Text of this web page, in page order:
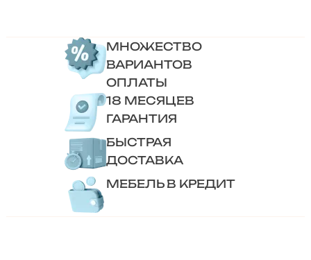
МНОЖЕСТВО
ВАРИАНТОВ
ОПЛАТЫ
18 МЕСЯЦЕВ
ГАРАНТИЯ
БЫСТРАЯ
ДОСТАВКА
МЕБЕЛЬ В КРЕДИТ